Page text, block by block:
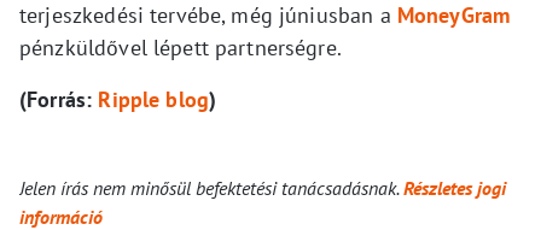
terjeszkedési tervébe, még júniusban a MoneyGram
pénzküldővel lépett partnerségre.
(Forrás: Ripple blog)
Jelen írás nem minősül befektetési tanácsadásnak.Részletes jogi
információ